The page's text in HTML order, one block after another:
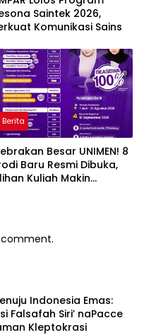
Saintek 2026,
Komunikasi Sains
Berita
Besar UNIMEN! 8
Baru Resmi Dibuka,
Kuliah Makin
Indonesia Emas:
Falsafah Siri’ naPacce
Kleptokrasi